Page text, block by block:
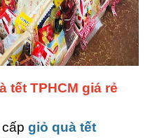
tết TPHCM giá rẻ
giỏ quà tết